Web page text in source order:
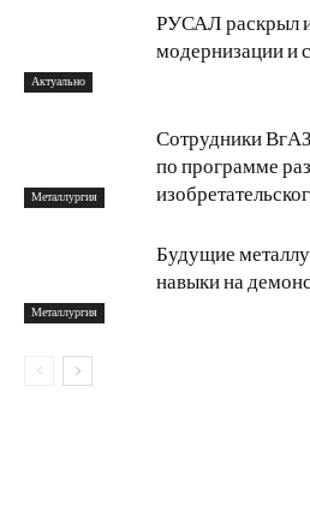
Актуально
РУСАЛ раскрыл
модернизации и
Металлургия
Сотрудники
по программе
Металлургия
Будущие
навыки на